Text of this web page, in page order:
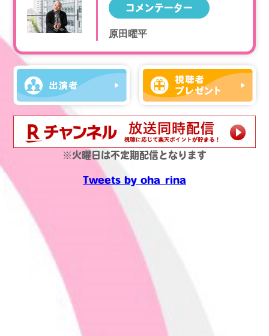
コメンテーター
原田曜平
※火曜日は不定期配信となります
Tweets by oha_rina